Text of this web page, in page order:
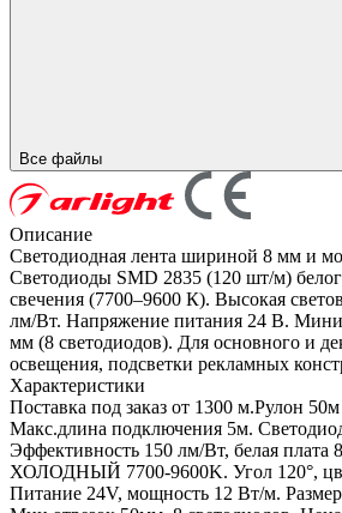
Все файлы
Описание
Светодиодная лента шириной 8 мм и
Светодиоды SMD 2835 (120 шт/м)
свечения (7700–9600 К). Высокая
лм/Вт. Напряжение питания 24 В.
мм (8 светодиодов). Для основного и
освещения, подсветки рекламных
Характеристики
Поставка под заказ от 1300 м.Рулон
Макс.длина подключения 5м.
Эффективность 150 лм/Вт, белая
ХОЛОДНЫЙ 7700-9600K. Угол 120°,
Питание 24V, мощность 12 Вт/м.